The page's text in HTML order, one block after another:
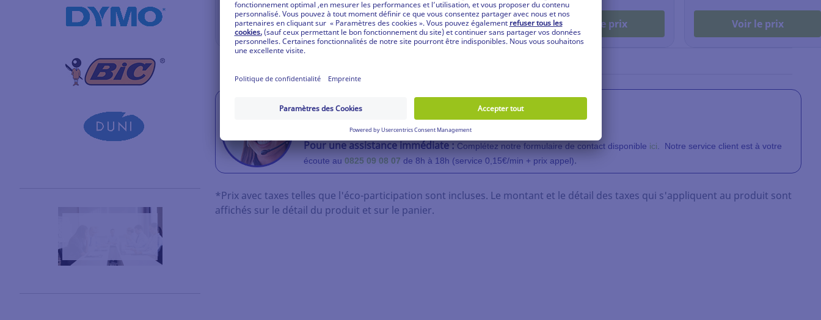
Voir le prix Voir le prix Voir le prix Voir le prix
Besoin d'aide ?
Pour toute question, visitez notre centre d'aide en cliquantici
Pour une assistance immédiate : Complétez notre formulaire de contact disponible ici Notre service client est à votre
écoute au 0825 09 08 07 de 8h à 18h (service 0,15€/min + prix appel).
*Prix avec taxes telles que l'éco-participation sont incluses. Le montant et le détail des taxes qui s'appliquent au produit sont
affichés sur le détail du produit et sur le panier.